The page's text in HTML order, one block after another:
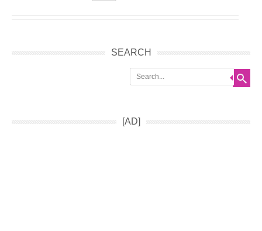
SEARCH
Search
[AD]